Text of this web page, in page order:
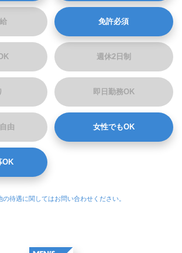
免許必須
週休2日制
即日勤務OK
由 女性でもOK
OK
待遇に関してはお問い合わせください。